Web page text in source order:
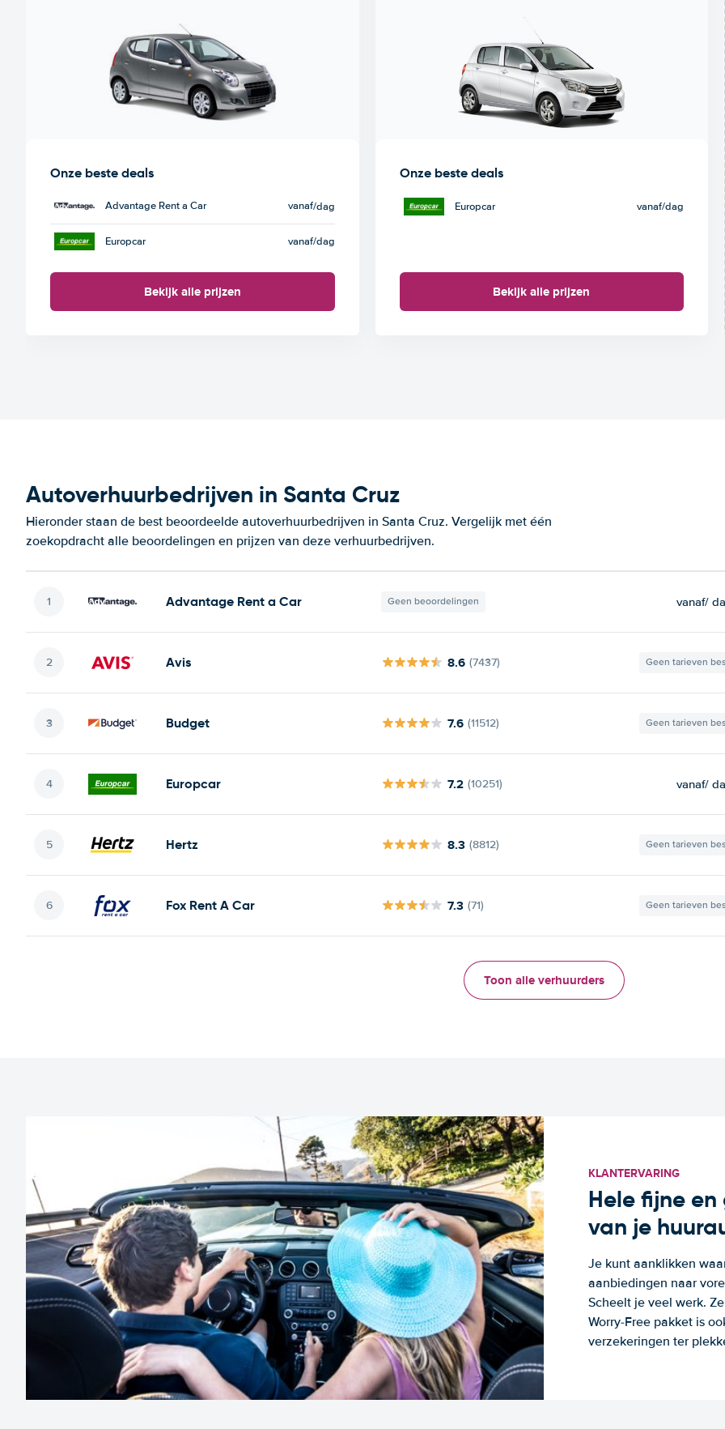
Onze beste deals
Advantage Rent a Car vanaf/dag
Europcar vanaf/dag
Bekijk alle prijzen
Onze beste deals
Europcar vanaf/dag
Bekijk alle prijzen
Autoverhuurbedrijven in Santa Cruz
Hieronder staan de best beoordeelde autoverhuurbedrijven in Santa Cruz. Vergelijk met één
zoekopdracht alle beoordelingen en prijzen van deze verhuurbedrijven.
Advantage Rent a Car Geen beoordelingen vanaf/
Avis 8.6 (7437) Geen tarieven
Budget 7.6 (11512) Geen tarieven
Europcar 7.2 (10251) vanaf/
Hertz 8.3 (8812) Geen tarieven
Fox Rent A Car 7.3 (71) Geen tarieven
Toon alle verhuurders
KLANTERVARING
Hele fijne
van je
Je kunt aanklikken
aanbiedingen naar
Scheelt je veel werk.
Worry-Free pakket is
verzekeringen ter